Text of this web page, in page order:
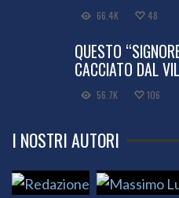
66.4K 48
QUESTO
CACCIATO DAL
56.7K 106
I NOSTRI AUTORI